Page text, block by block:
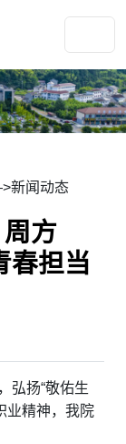
新闻动态
方
春担当
弘扬“敬佑生
业精神，我院